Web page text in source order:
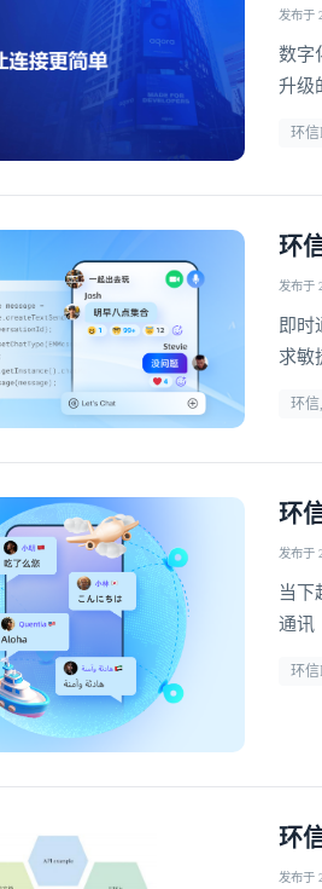
发布于
数字
升级
环
环
发布于
即时
求敏
环
环
发布于
当下
通讯
环
环
发布于